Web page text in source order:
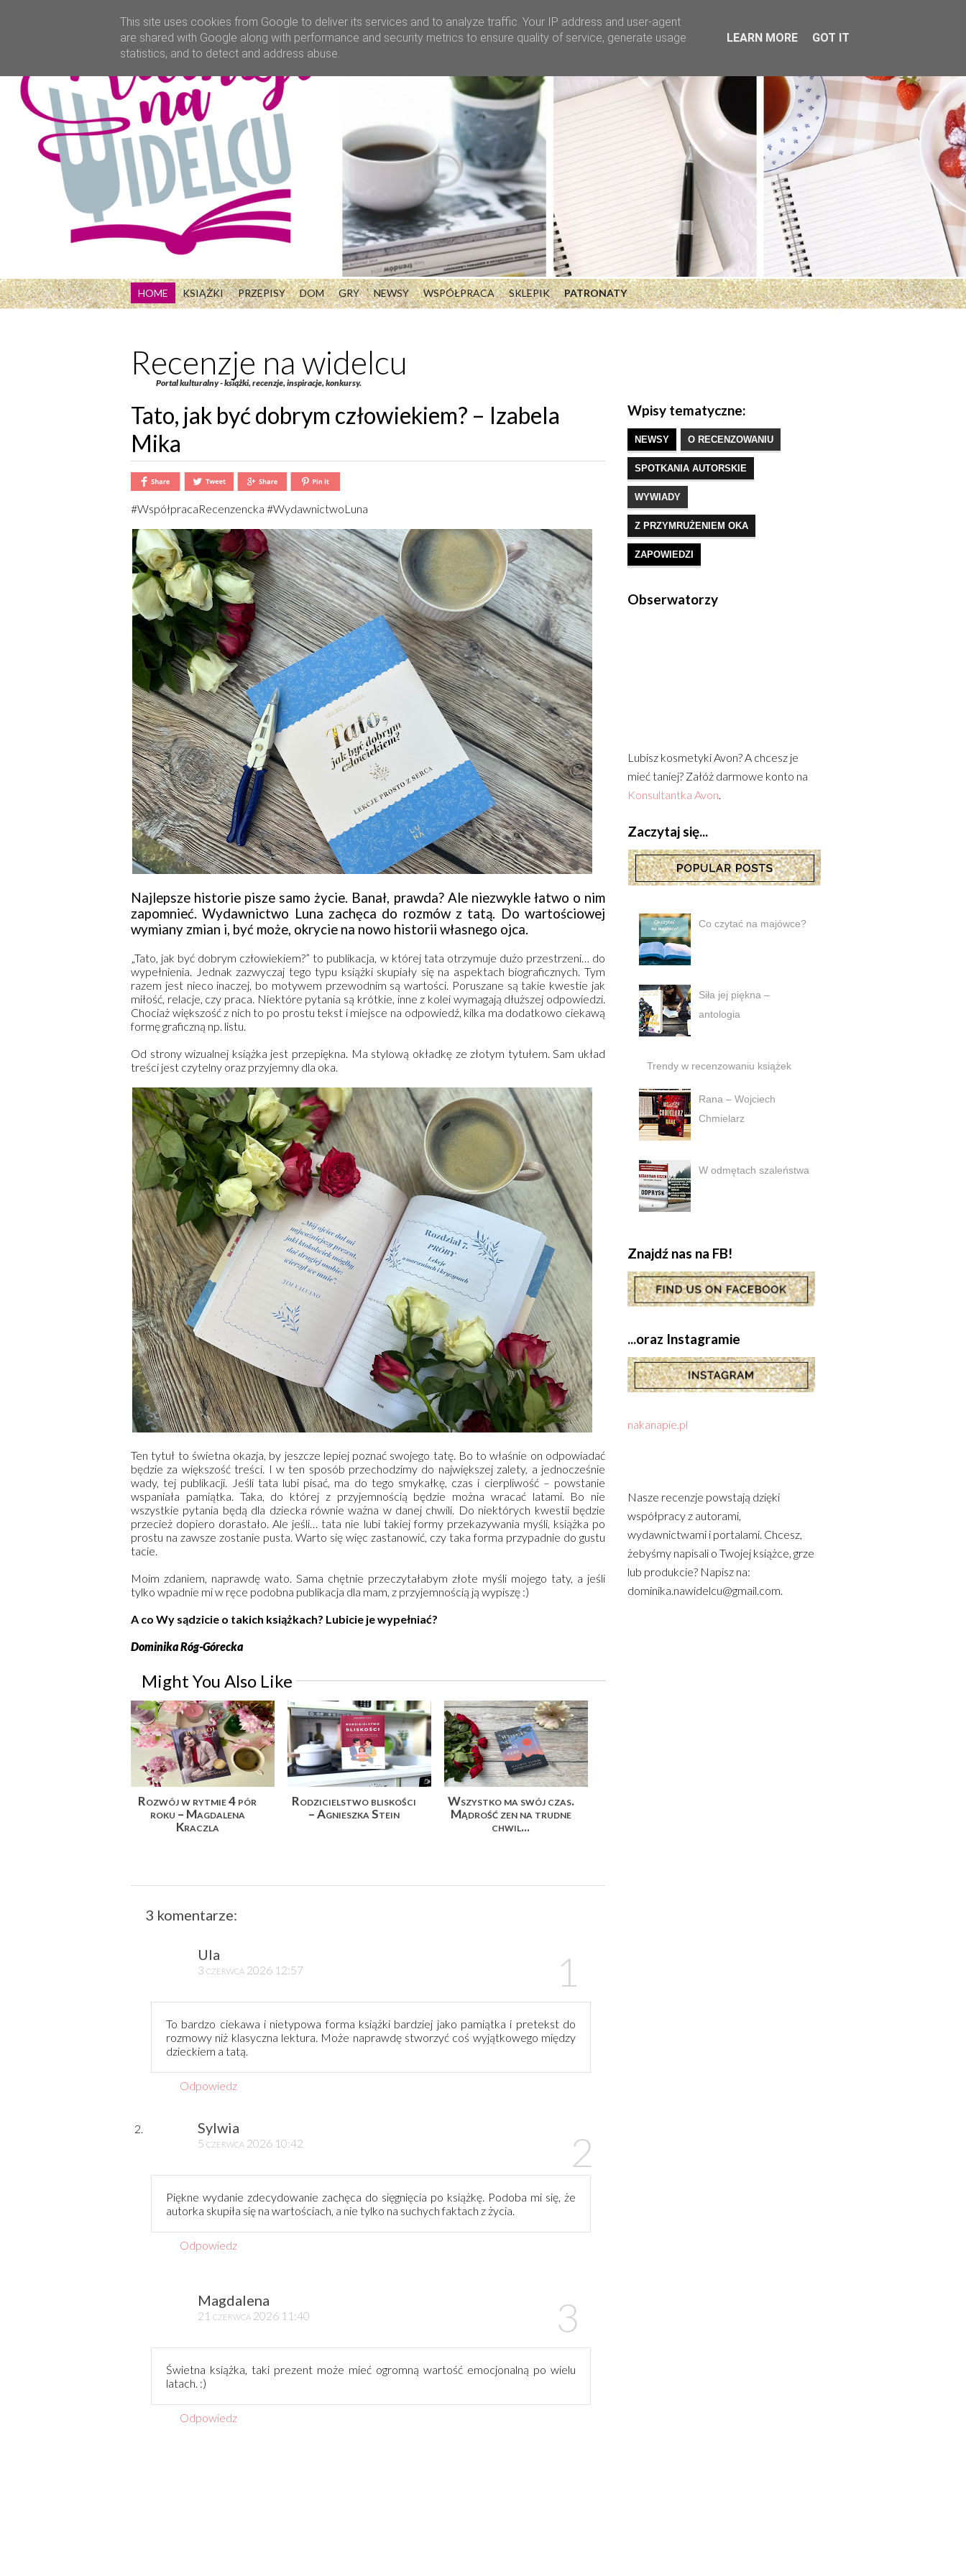
HOME KSIĄŻKI PRZEPISY DOM GRY NEWSY WSPÓŁPRACA SKLEPIK PATRONATY
Recenzje na widelcu
Portal kulturalny - książki, recenzje, inspiracje, konkursy.
Tato, jak być dobrym człowiekiem? – Izabela
Mika
#WspółpracaRecenzencka #WydawnictwoLuna
Najlepsze historie pisze samo życie. Banał, prawda? Ale niezwykle łatwo o nim
zapomnieć. Wydawnictwo Luna zachęca do rozmów z tatą. Do wartościowej
wymiany zmian i, być może, okrycie na nowo historii własnego ojca.
„Tato, jak być dobrym człowiekiem?” to publikacja, w której tata otrzymuje dużo przestrzeni… do
wypełnienia. Jednak zazwyczaj tego typu książki skupiały się na aspektach biograficznych. Tym
razem jest nieco inaczej, bo motywem przewodnim są wartości. Poruszane są takie kwestie jak
miłość, relacje, czy praca. Niektóre pytania są krótkie, inne z kolei wymagają dłuższej odpowiedzi.
Chociaż większość z nich to po prostu tekst i miejsce na odpowiedź, kilka ma dodatkowo ciekawą
formę graficzną np. listu.
Od strony wizualnej książka jest przepiękna. Ma stylową okładkę ze złotym tytułem. Sam układ
treści jest czytelny oraz przyjemny dla oka.
Ten tytuł to świetna okazja, by jeszcze lepiej poznać swojego tatę. Bo to właśnie on odpowiadać
będzie za większość treści. I w ten sposób przechodzimy do największej zalety, a jednocześnie
wady, tej publikacji. Jeśli tata lubi pisać, ma do tego smykałkę, czas i cierpliwość – powstanie
wspaniała pamiątka. Taka, do której z przyjemnością będzie można wracać latami. Bo nie
wszystkie pytania będą dla dziecka równie ważna w danej chwili. Do niektórych kwestii będzie
przecież dopiero dorastało. Ale jeśli… tata nie lubi takiej formy przekazywania myśli, książka po
prostu na zawsze zostanie pusta. Warto się więc zastanowić, czy taka forma przypadnie do gustu
tacie.
Moim zdaniem, naprawdę wato. Sama chętnie przeczytałabym złote myśli mojego taty, a jeśli
tylko wpadnie mi w ręce podobna publikacja dla mam, z przyjemnością ją wypiszę :)
A co Wy sądzicie o takich książkach? Lubicie je wypełniać?
Dominika Róg-Górecka
Might You Also Like
Rozwój w rytmie 4 pór
roku – Magdalena
Kraczla
Rodzicielstwo bliskości
– Agnieszka Stein
Wszystko ma swój czas.
Mądrość zen na trudne
chwil...
3 komentarze:
Ula
3 czerwca 2026 12:57
To bardzo ciekawa i nietypowa forma książki bardziej jako pamiątka i pretekst do
rozmowy niż klasyczna lektura. Może naprawdę stworzyć coś wyjątkowego między
dzieckiem a tatą.
Odpowiedz
Sylwia
5 czerwca 2026 10:42
Piękne wydanie zdecydowanie zachęca do sięgnięcia po książkę. Podoba mi się, że
autorka skupiła się na wartościach, a nie tylko na suchych faktach z życia.
Odpowiedz
Magdalena
21 czerwca 2026 11:40
Świetna książka, taki prezent może mieć ogromną wartość emocjonalną po wielu
latach. :)
Odpowiedz
Wpisy tematyczne:
NEWSY O RECENZOWANIU
SPOTKANIA AUTORSKIE
WYWIADY
Z PRZYMRUŻENIEM OKA
ZAPOWIEDZI
Obserwatorzy
Lubisz kosmetyki Avon? A chcesz je
mieć taniej? Załóż darmowe konto na
Konsultantka Avon.
Zaczytaj się...
Co czytać na majówce?
Siła jej piękna –
antologia
Trendy w recenzowaniu książek
Rana – Wojciech
Chmielarz
W odmętach szaleństwa
Znajdź nas na FB!
...oraz Instagramie
nakanapie.pl
Nasze recenzje powstają dzięki
współpracy z autorami,
wydawnictwami i portalami. Chcesz,
żebyśmy napisali o Twojej książce, grze
lub produkcie? Napisz na:
dominika.nawidelcu@gmail.com.
This site uses cookies from Google to deliver its services and to analyze traffic. Your IP address and user-agent
are shared with Google along with performance and security metrics to ensure quality of service, generate usage
statistics, and to detect and address abuse.
LEARN MORE GOT IT